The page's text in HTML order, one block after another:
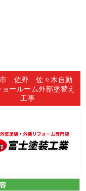
佐野 佐々木自動
ールーム外部塗替え
工事